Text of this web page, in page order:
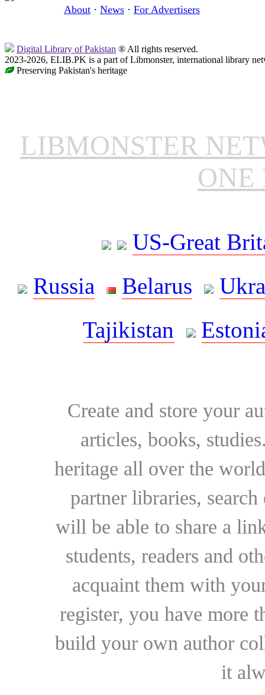
About · News · For Advertisers
Digital Library of Pakistan ® All rights reserved.
2023-2026, ELIB.PK is a part of Libmonster, international library
Preserving Pakistan's heritage
LIBMONSTER
ONE
US-Great
Russia
Belarus
Tajikistan
Create and store your
articles, books,
heritage all over the
partner libraries,
will be able to share a
students, readers and
acquaint them with
register, you have more
build your own author
it